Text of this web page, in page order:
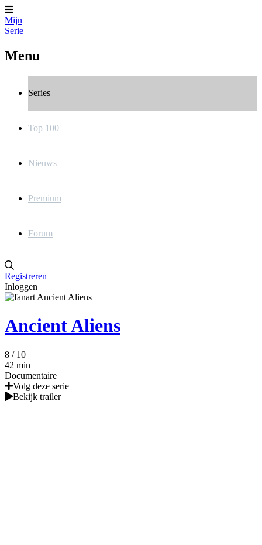
Mijn
Serie
Menu
Series
Top 100
Nieuws
Premium
Forum
Registreren
Inloggen
Ancient Aliens
8 / 10
42 min
Documentaire
Volg deze serie
Bekijk trailer